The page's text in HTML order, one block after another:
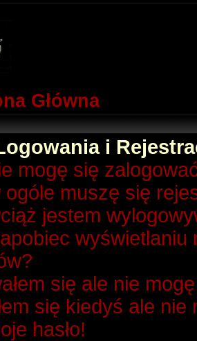
Główna
i
mogę się
ogóle muszę się
jestem
się ale nie
się kiedyś ale
hasło!